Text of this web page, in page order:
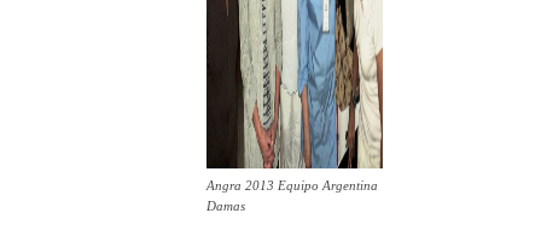
Angra 2013 Equipo Argentina
Damas